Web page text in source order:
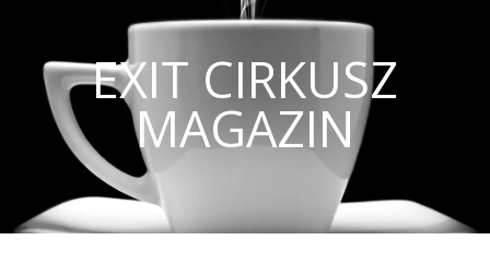
EXIT CIRKUSZ
MAGAZIN